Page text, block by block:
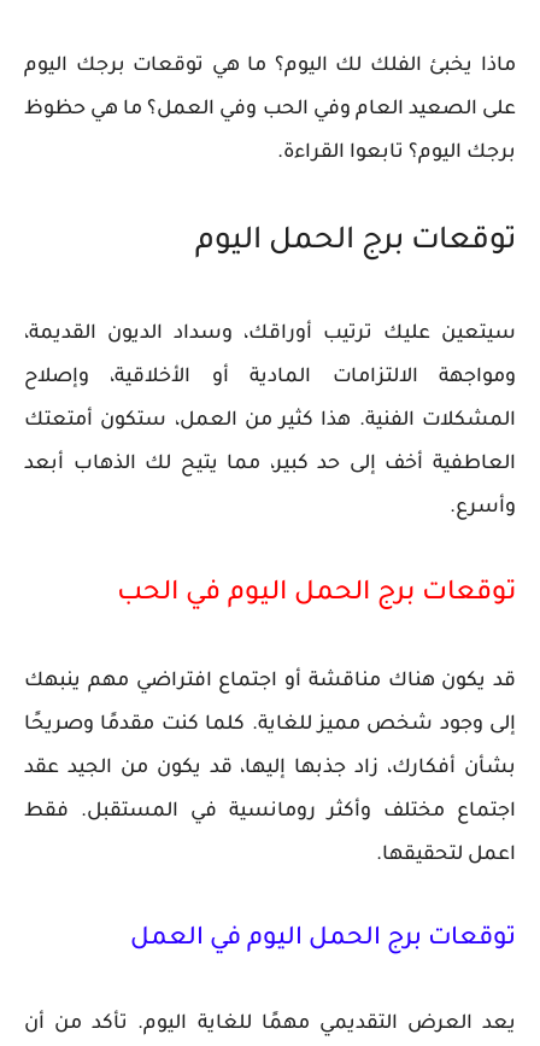
ماذا يخبئ الفلك لك اليوم؟ ما هي توقعات برجك اليوم
على الصعيد العام وفي الحب وفي العمل؟ ما هي حظوظ
برجك اليوم؟ تابعوا القراءة.
توقعات برج الحمل اليوم
سيتعين عليك ترتيب أوراقك، وسداد الديون القديمة،
ومواجهة الالتزامات المادية أو الأخلاقية، وإصلاح
المشكلات الفنية. هذا كثير من العمل، ستكون أمتعتك
العاطفية أخف إلى حد كبير، مما يتيح لك الذهاب أبعد
وأسرع.
توقعات برج الحمل اليوم في الحب
قد يكون هناك مناقشة أو اجتماع افتراضي مهم ينبهك
إلى وجود شخص مميز للغاية. كلما كنت مقدمًا وصريحًا
بشأن أفكارك، زاد جذبها إليها، قد يكون من الجيد عقد
اجتماع مختلف وأكثر رومانسية في المستقبل. فقط
اعمل لتحقيقها.
توقعات برج الحمل اليوم في العمل
يعد العرض التقديمي مهمًا للغاية اليوم. تأكد من أن